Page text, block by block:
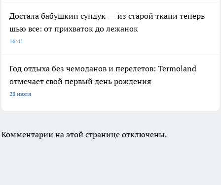
Достала бабушкин сундук — из старой ткани теперь
шью все: от прихваток до лежанок
16:41
Год отдыха без чемоданов и перелетов: Termoland
отмечает свой первый день рождения
28 июля
Комментарии на этой странице отключены.